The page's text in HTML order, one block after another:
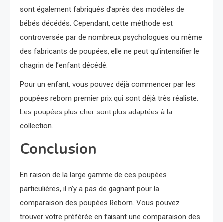
sont également fabriqués d’après des modèles de
bébés décédés. Cependant, cette méthode est
controversée par de nombreux psychologues ou même
des fabricants de poupées, elle ne peut qu’intensifier le
chagrin de l’enfant décédé.
Pour un enfant, vous pouvez déjà commencer par les
poupées reborn premier prix qui sont déjà très réaliste.
Les poupées plus cher sont plus adaptées à la
collection.
Conclusion
En raison de la large gamme de ces poupées
particulières, il n’y a pas de gagnant pour la
comparaison des poupées Reborn. Vous pouvez
trouver votre préférée en faisant une comparaison des